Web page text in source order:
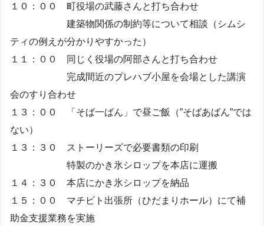
１０：００ 町役場の武藤さんと打ち合わせ
建築物関係の制約等について相談（シムシ
ティの例えが分かりやすかった）
１１：００ 同じく役場の阿部さんと打ち合わせ
完成間近のプレハブ小屋を会場とした講演
会のすり合わせ
１３：００ 「そば一ばん」で昼ご飯（”そばあばん”では
ない）
１３：３０ ストーリーズで必要書類の印刷
特製のかき氷シロップを本店に運搬
１４：３０ 本店にかき氷シロップを納品
１５：００ マチビト出張所（ひだまりホール）にて補
助金支援業務を実施